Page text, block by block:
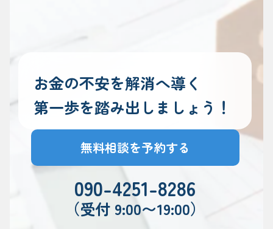
お金の不安を解消へ導く
第一歩を踏み出しましょう！
無料相談を予約する
090-4251-8286
（受付 9:00〜19:00）